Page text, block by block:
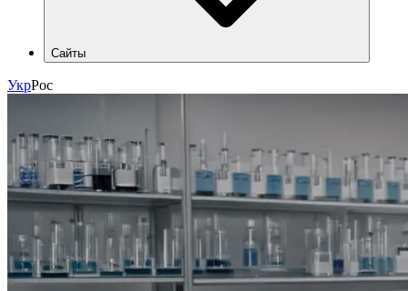
Сайты
ecomonitoring.hlr.ua
apk.hlr.ua
УкрРос